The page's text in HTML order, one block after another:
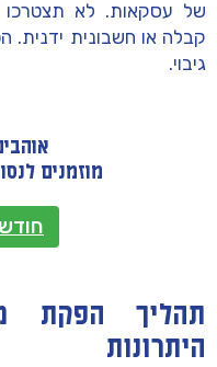
של עסקאות. לא תצטרכו
קבלה או חשבונית ידנית.
גיבוי.
מוזמנים
תהליך הפקת
היתרונות